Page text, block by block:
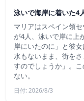
泳いで海岸に着いた4
マリアはスペイン領
が4人、泳いで岸に上
岸にいたのに」と彼
水もないまま、街を
すのでしょうか」。
ない。
日付: 2026/8/3